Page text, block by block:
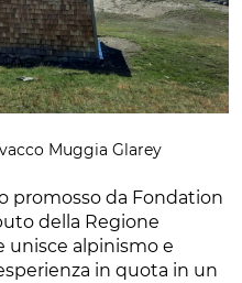
Muggia Glarey
promosso da Fondation
della Regione
unisce alpinismo e
in quota in un